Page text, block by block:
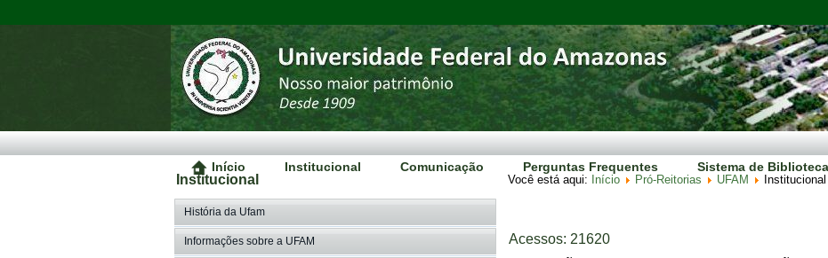
Início Institucional Comunicação Perguntas Frequentes Sistema de
Institucional
História da Ufam
Informações sobre a UFAM
Você está aqui: Início Pró-Reitorias UFAM Institucional
Acessos: 21620